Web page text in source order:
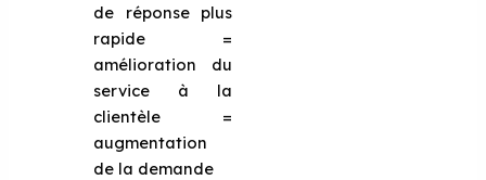
de réponse plus
rapide =
amélioration du
service à la
clientèle =
augmentation
de la demande